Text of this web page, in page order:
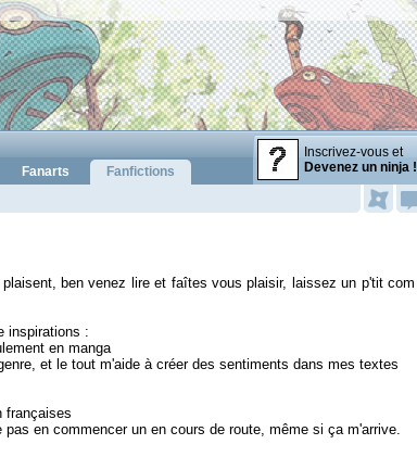
Inscrivez-vous et
Devenez un ninja !
Fanarts
Fanfictions
ben venez lire et faîtes vous plaisir, laissez un p'tit com
inspirations :
en manga
et le tout m'aide à créer des sentiments dans mes textes
françaises
en commencer un en cours de route, même si ça m'arrive.